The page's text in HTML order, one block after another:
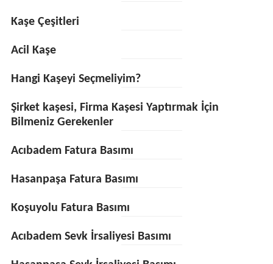
Kaşe Çeşitleri
Acil Kaşe
Hangi Kaşeyi Seçmeliyim?
Şirket kaşesi, Firma Kaşesi Yaptırmak İçin
Bilmeniz Gerekenler
Acıbadem Fatura Basımı
Hasanpaşa Fatura Basımı
Koşuyolu Fatura Basımı
Acıbadem Sevk İrsaliyesi Basımı